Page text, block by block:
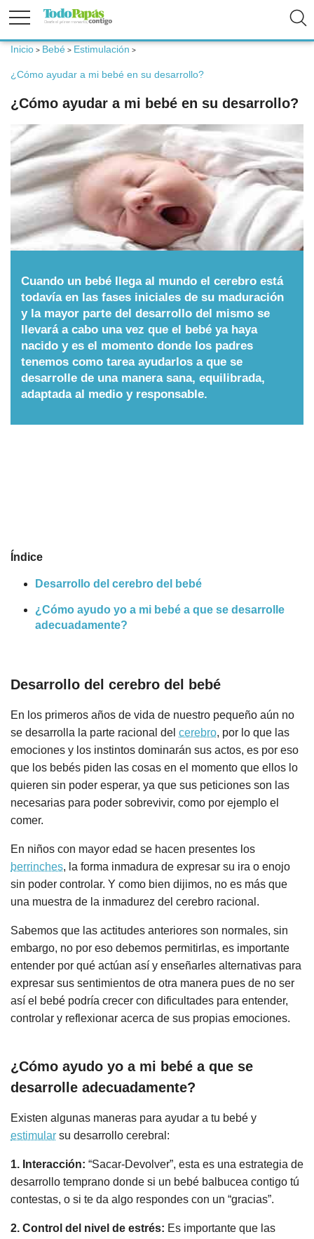
Embarazo
Bebé
Niños
Padres
Calculadoras
Nombres
Cuentos
Inicio > Bebé > Estimulación >
¿Cómo ayudar a mi bebé en su desarrollo?
¿Cómo ayudar a mi bebé en su desarrollo?
Cuando un bebé llega al mundo el cerebro está
todavía en las fases iniciales de su maduración
y la mayor parte del desarrollo del mismo se
llevará a cabo una vez que el bebé ya haya
nacido y es el momento donde los padres
tenemos como tarea ayudarlos a que se
desarrolle de una manera sana, equilibrada,
adaptada al medio y responsable.
Índice
Desarrollo del cerebro del bebé
¿Cómo ayudo yo a mi bebé a que se desarrolle
adecuadamente?
Desarrollo del cerebro del bebé
En los primeros años de vida de nuestro pequeño aún no
se desarrolla la parte racional del cerebro, por lo que las
emociones y los instintos dominarán sus actos, es por eso
que los bebés piden las cosas en el momento que ellos lo
quieren sin poder esperar, ya que sus peticiones son las
necesarias para poder sobrevivir, como por ejemplo el
comer.
En niños con mayor edad se hacen presentes los
berrinches, la forma inmadura de expresar su ira o enojo
sin poder controlar. Y como bien dijimos, no es más que
una muestra de la inmadurez del cerebro racional.
Sabemos que las actitudes anteriores son normales, sin
embargo, no por eso debemos permitirlas, es importante
entender por qué actúan así y enseñarles alternativas para
expresar sus sentimientos de otra manera pues de no ser
así el bebé podría crecer con dificultades para entender,
controlar y reflexionar acerca de sus propias emociones.
¿Cómo ayudo yo a mi bebé a que se
desarrolle adecuadamente?
Existen algunas maneras para ayudar a tu bebé y
estimular su desarrollo cerebral:
1. Interacción: “Sacar-Devolver”, esta es una estrategia de
desarrollo temprano donde si un bebé balbucea contigo tú
contestas, o si te da algo respondes con un “gracias”.
2. Control del nivel de estrés: Es importante que las